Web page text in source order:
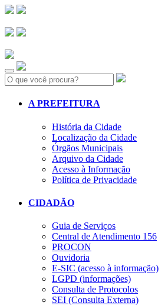
Search:
A PREFEITURA
História da Cidade
Localização da Cidade
Órgãos Municipais
Arquivo da Cidade
Acesso à Informação
Política de Privacidade
CIDADÃO
Guia de Serviços
Central de Atendimento 156
PROCON
Ouvidoria
E-SIC (acesso à informação)
LGPD (informações)
Consulta de Protocolos
SEI (Consulta Externa)